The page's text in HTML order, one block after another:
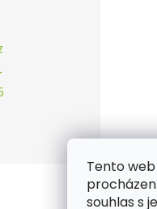
Tento
souhlas s